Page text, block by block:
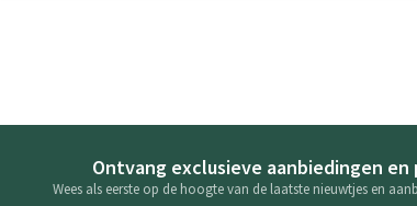
Ontvang exclusieve aanbiedingen en
Wees als eerste op de hoogte van de laatste nieuwtjes en